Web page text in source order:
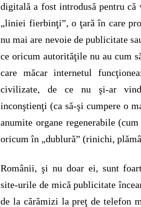
digitală a fost introdusă pentru că
„liniei fierbinţi”, o ţară în care
nu mai are nevoie de publicitate
ce oricum autorităţile nu au cum
care măcar internetul
civilizate, de ce nu şi-ar
inconştienţi (ca să-şi cumpere o
anumite organe regenerabile
oricum în „dublură” (rinichi,
Românii, şi nu doar ei, sunt
site-urile de mică publicitate
de la cărămizi la preţ de telefon